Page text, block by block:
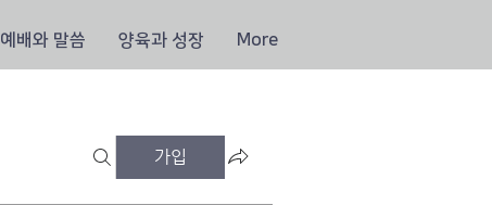
예배와 말씀 양육과 성장 More
가입